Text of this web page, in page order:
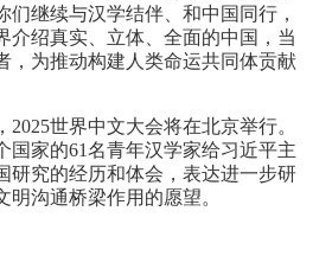
们继续与汉学结伴、和中国同行，
介绍真实、立体、全面的中国，当
，为推动构建人类命运共同体贡献
2025世界中文大会将在北京举行。
国家的61名青年汉学家给习近平主
研究的经历和体会，表达进一步研
明沟通桥梁作用的愿望。